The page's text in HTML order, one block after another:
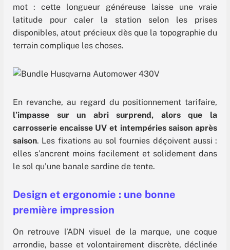
mot : cette longueur généreuse laisse une vraie
latitude pour caler la station selon les prises
disponibles, atout précieux dès que la topographie du
terrain complique les choses.
En revanche, au regard du positionnement tarifaire,
l’impasse sur un abri surprend, alors que la
carrosserie encaisse UV et intempéries saison après
saison. Les fixations au sol fournies déçoivent aussi :
elles s’ancrent moins facilement et solidement dans
le sol qu’une banale sardine de tente.
Design et ergonomie : une bonne
première impression
On retrouve l’ADN visuel de la marque, une coque
arrondie, basse et volontairement discrète, déclinée